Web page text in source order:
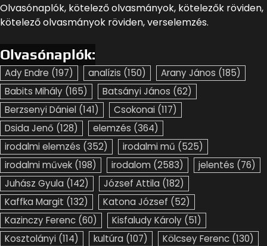
Olvasónaplók, kötelező olvasmányok, kötelezők röviden,
kötelező olvasmányok röviden, verselemzés.
Olvasónaplók:
Ady Endre (197) analízis (150) Arany János (185)
Babits Mihály (165) Batsányi János (62)
Berzsenyi Dániel (141) Csokonai (117)
Dsida Jenő (128) elemzés (364)
irodalmi elemzés (352) irodalmi mű (525)
irodalmi művek (198) irodalom (2583) jelentés (76)
Juhász Gyula (142) József Attila (182)
Kaffka Margit (132) Katona József (52)
Kazinczy Ferenc (60) Kisfaludy Károly (51)
Kosztolányi (114) kultúra (107) Kölcsey Ferenc (130)